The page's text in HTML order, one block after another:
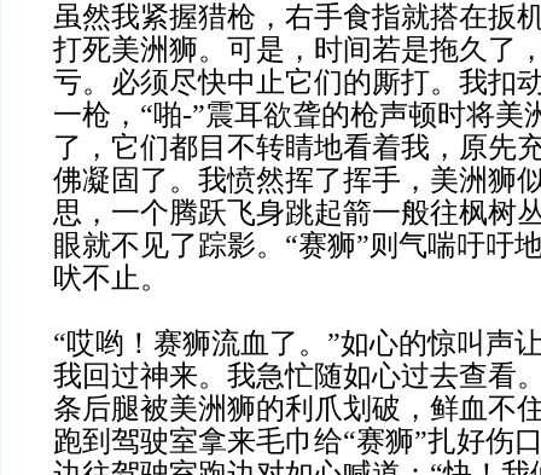
虽然我紧握猎枪，右手食指就搭在扳
打死美洲狮。可是，时间若是拖久了
亏。必须尽快中止它们的厮打。我扣
一枪，“啪-”震耳欲聋的枪声顿时将美
了，它们都目不转睛地看着我，原先
佛凝固了。我愤然挥了挥手，美洲狮
思，一个腾跃飞身跳起箭一般往枫树
眼就不见了踪影。“赛狮”则气喘吁吁
吠不止。
“哎哟！赛狮流血了。”如心的惊叫声
我回过神来。我急忙随如心过去查看
条后腿被美洲狮的利爪划破，鲜血不
跑到驾驶室拿来毛巾给“赛狮”扎好伤